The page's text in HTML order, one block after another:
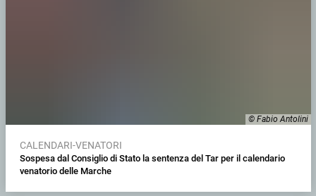
© Fabio Antolini
CALENDARI-VENATORI
Sospesa dal Consiglio di Stato la sentenza del Tar per il calendario
venatorio delle Marche